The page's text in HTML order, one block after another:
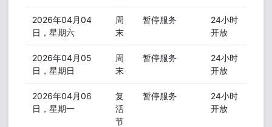
2026年04月04
日，星期六
周
末
暂停服务
24小时
开放
2026年04月05
日，星期日
周
末
暂停服务
24小时
开放
2026年04月06
日，星期一
复
活
节
暂停服务
24小时
开放